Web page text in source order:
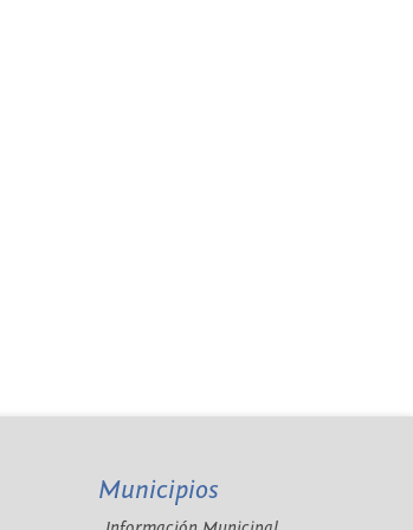
Municipios